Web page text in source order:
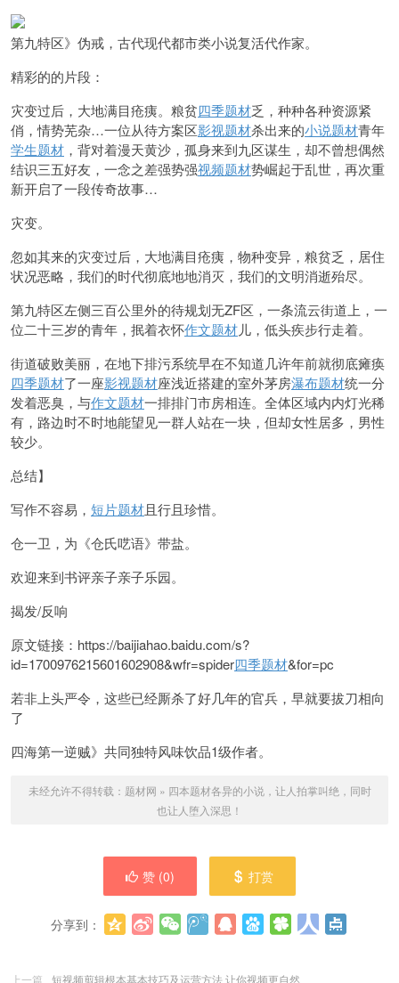
第九特区》伪戒，古代现代都市类小说复活代作家。
精彩的的片段：
灾变过后，大地满目疮痍。粮贫四季题材乏，种种各种资源紧
俏，情势芜杂…一位从待方案区影视题材杀出来的小说题材青年
学生题材 ，背对着漫天黄沙，孤身来到九区谋生，却不曾想偶然
结识三五好友，一念之差强势强视频题材势崛起于乱世，再次重
新开启了一段传奇故事…
灾变。
忽如其来的灾变过后，大地满目疮痍，物种变异，粮贫乏，居住
状况恶略，我们的时代彻底地地消灭，我们的文明消逝殆尽。
第九特区左侧三百公里外的待规划无ZF区，一条流云街道上，一
位二十三岁的青年，抿着衣怀作文题材儿，低头疾步行走着。
街道破败美丽，在地下排污系统早在不知道几许年前就彻底瘫痪
四季题材了一座影视题材座浅近搭建的室外茅房瀑布题材统一分
发着恶臭，与作文题材一排排门市房相连。全体区域内内灯光稀
有，路边时不时地能望见一群人站在一块，但却女性居多，男性
较少。
总结】
写作不容易， 短片题材且行且珍惜。
仓一卫，为《仓氏呓语》带盐。
欢迎来到书评亲子亲子乐园。
揭发/反响
原文链接：https://baijiahao.baidu.com/s?
id=1700976215601602908&wfr=spider四季题材&for=pc
若非上头严令，这些已经厮杀了好几年的官兵，早就要拔刀相向
了
四海第一逆贼》共同独特风味饮品1级作者。
未经允许不得转载： 题材网 » 四本题材各异的小说，让人拍掌叫绝，同时
也让人堕入深思！
赞 (0) 打赏
分享到：
上一篇
短视频剪辑根本基本技巧及运营方法 让你视频更自然